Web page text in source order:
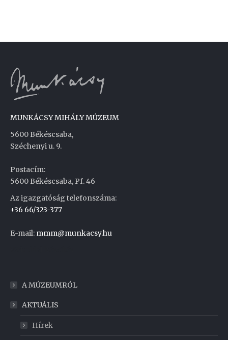
MUNKÁCSY MIHÁLY MÚZEUM
5600 Békéscsaba,
Széchenyi u. 9.
Postacím:
5600 Békéscsaba, Pf. 46
Az igazgatóság telefonszáma:
+36 66/323-377
E-mail: mmm@munkacsy.hu
A MÚZEUMRÓL
AKTUÁLIS
Hírek